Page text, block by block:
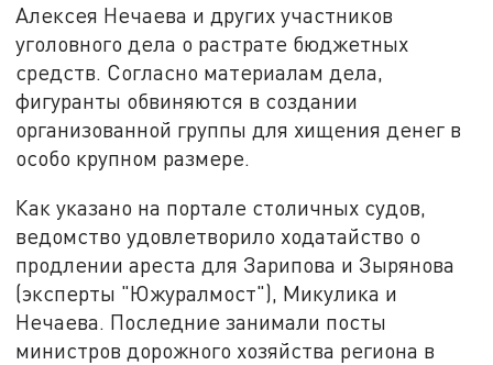
Алексея Нечаева и других участников
уголовного дела о растрате бюджетных
средств. Согласно материалам дела,
фигуранты обвиняются в создании
организованной группы для хищения денег в
особо крупном размере.
Как указано на портале столичных судов,
ведомство удовлетворило ходатайство о
продлении ареста для Зарипова и Зырянова
(эксперты "Южуралмост"), Микулика и
Нечаева. Последние занимали посты
министров дорожного хозяйства региона в